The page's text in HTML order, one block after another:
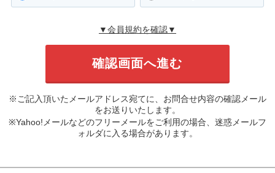
▼会員規約を確認▼
※ご記入頂いたメールアドレス宛てに、お問合せ内容の確認メール
をお送りいたします。
※Yahoo!メールなどのフリーメールをご利用の場合、迷惑メールフ
ォルダに入る場合があります。